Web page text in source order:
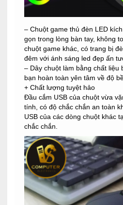
– Chuột game thủ đèn LED
gọn trong lòng bàn tay, không
chuột game khác, có trang bị
đêm với ánh sáng led đẹp ấn
– Dây chuột làm bằng chất liệu
bạn hoàn toàn yên tâm về độ
+ Chất lượng tuyệt hảo
Đầu cắm USB của chuột vừa
tính, có độ chắc chắn an toàn
USB của các dòng chuột khác
chắc chắn.